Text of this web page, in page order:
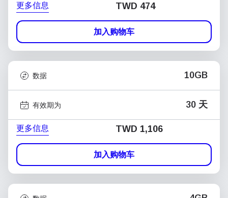
更多信息 TWD 474
加入购物车
数据 10GB
有效期为 30 天
更多信息 TWD 1,106
加入购物车